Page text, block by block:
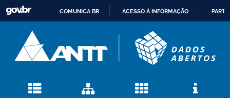
CONTEÚDO
COMUNICA BR ACESSO À INFORMAÇÃO